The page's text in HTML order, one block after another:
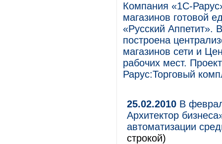
Компания «1С-
магазинов готовой
«Русский Аппетит».
построена
магазинов сети и
рабочих мест.
Рарус:Торговый
25.02.2010 В
Архитектор
автоматизации
строкой)